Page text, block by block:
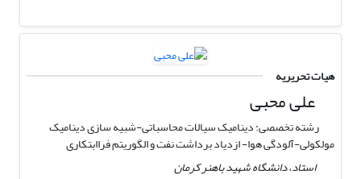
هیات تحریریه
علی محبی
رشته تخصصی: دینامیک سیالات محاسباتی-شبیه سازی دینامیک
مولکولی-آلودگی هوا- ازدیاد برداشت نفت و الگوریتم فراابتکاری
استاد، دانشگاه شهید باهنر کرمان